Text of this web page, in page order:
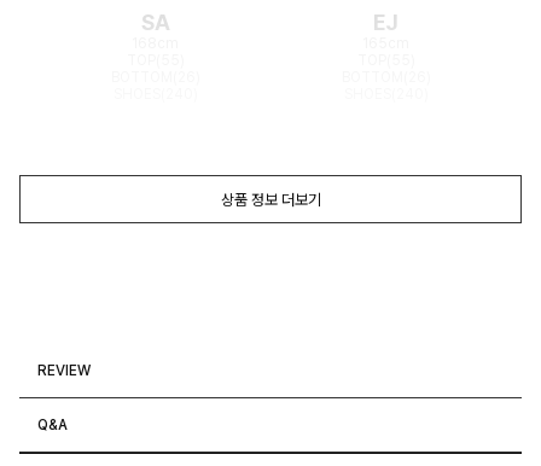
SA EJ
상품 정보 더보기
REVIEW
Q&A